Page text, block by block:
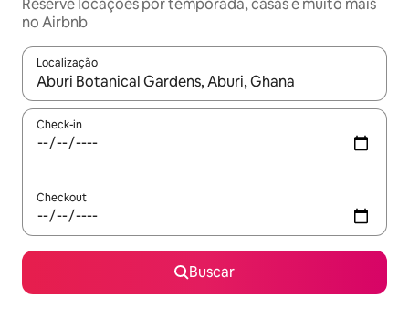
Reserve locações por temporada, casas e muito mais
no Airbnb
Localização
Quando os resultados estiverem disponíveis, explore-os
Check-in
Checkout
Buscar